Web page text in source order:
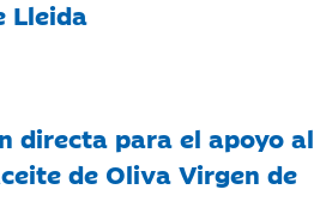
Lleida
directa para el apoyo al
de Oliva Virgen de